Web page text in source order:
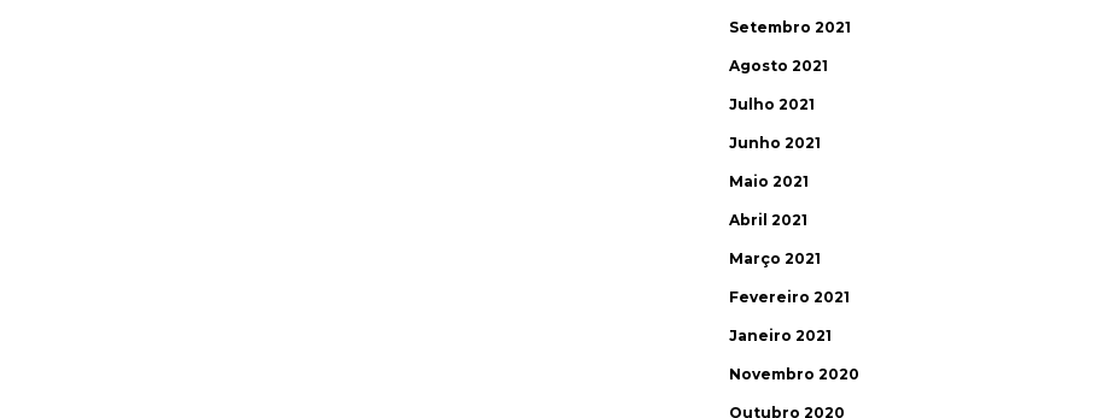
Setembro 2021
Agosto 2021
Julho 2021
Junho 2021
Maio 2021
Abril 2021
Março 2021
Fevereiro 2021
Janeiro 2021
Novembro 2020
Outubro 2020